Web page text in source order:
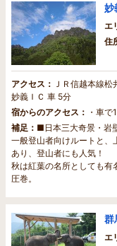
妙
エ
住
アクセス：
ＪＲ信越本線
妙義ＩＣ 車 5分
宿からのアクセス： ・車
補足： ■日本三大奇景・岩
一般登山者向けルートと、
あり、登山者にも人気！
秋は紅葉の名所としても有
圧巻。
群
エ